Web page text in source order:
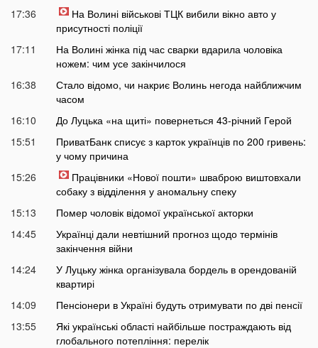
17:36
На Волині військові ТЦК вибили вікно авто у
присутності поліції
17:11
На Волині жінка під час сварки вдарила чоловіка
ножем: чим усе закінчилося
16:38
Стало відомо, чи накриє Волинь негода найближчим
часом
16:10
До Луцька «на щиті» повернеться 43-річний Герой
15:51
ПриватБанк списує з карток українців по 200 гривень:
у чому причина
15:26
Працівники «Нової пошти» шваброю виштовхали
собаку з відділення у аномальну спеку
15:13
Помер чоловік відомої української акторки
14:45
Українці дали невтішний прогноз щодо термінів
закінчення війни
14:24
У Луцьку жінка організувала бордель в орендованій
квартирі
14:09
Пенсіонери в Україні будуть отримувати по дві пенсії
13:55
Які українські області найбільше постраждають від
глобального потепління: перелік